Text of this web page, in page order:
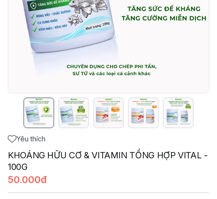
Yêu thích
KHOÁNG HỮU CƠ & VITAMIN TỔNG HỢP VITAL -
100G
50.000đ